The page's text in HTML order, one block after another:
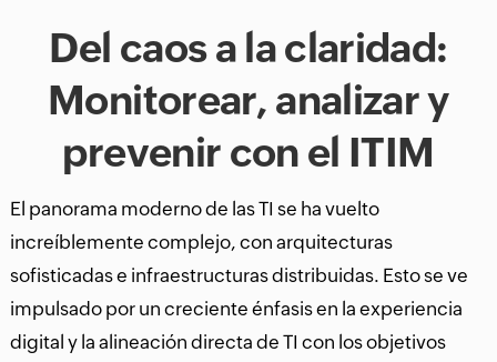
Del caos a la claridad:
Monitorear, analizar y
prevenir con el ITIM
El panorama moderno de las TI se ha vuelto
increíblemente complejo, con arquitecturas
sofisticadas e infraestructuras distribuidas. Esto se ve
impulsado por un creciente énfasis en la experiencia
digital y la alineación directa de TI con los objetivos